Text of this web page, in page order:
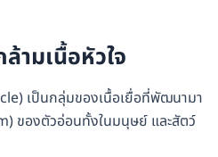
ามเนื้อหัวใจ
เป็นกลุ่มของเนื้อเยื่อที่พัฒนามา
ของตัวอ่อนทั้งในมนุษย์ และสัตว์